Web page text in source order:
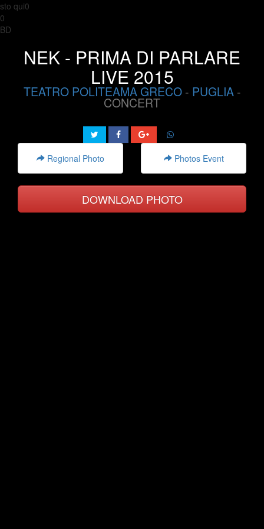
sto qui0
0
BD
NEK - PRIMA DI PARLARE
LIVE 2015
TEATRO POLITEAMA GRECO- PUGLIA-
CONCERT
Regional Photo Photos Event
DOWNLOAD PHOTO